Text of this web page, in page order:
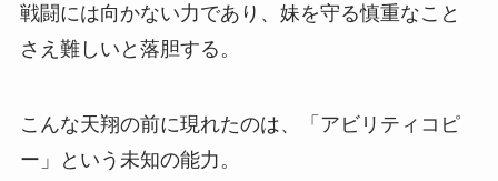
戦闘には向かない力であり、妹を守る慎重なこと
さえ難しいと落胆する。
こんな天翔の前に現れたのは、「アビリティコピ
ー」という未知の能力。